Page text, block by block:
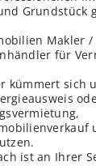
Grundstück
Makler
für
kümmert sich
ist an Ihrer